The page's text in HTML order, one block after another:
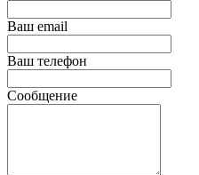
Ваш email
Ваш телефон
Сообщение